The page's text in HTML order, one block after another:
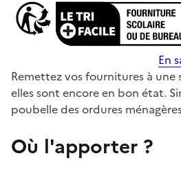
En
Remettez vos fournitures à
elles sont encore en bon état.
poubelle des ordures
Où l'apporter ?